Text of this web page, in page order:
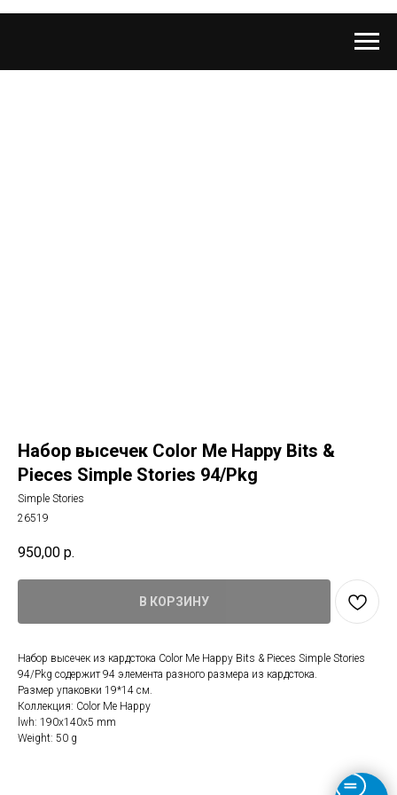
Набор высечек Color Me Happy Bits &
Pieces Simple Stories 94/Pkg
Simple Stories
26519
950,00 р.
В КОРЗИНУ
Набор высечек из кардстока Color Me Happy Bits & Pieces Simple Stories
94/Pkg содержит 94 элемента разного размера из кардстока.
Размер упаковки 19*14 см.
Коллекция: Color Me Happy
lwh: 190x140x5 mm
Weight: 50 g